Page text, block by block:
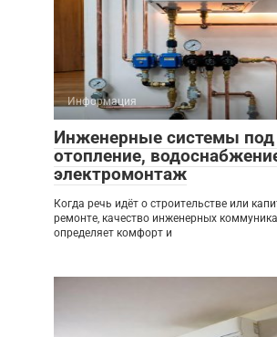
Информация
Инженерные системы
отопление,
электромонтаж
Когда речь идёт о строительстве или
ремонте, качество инженерных
определяет комфорт и